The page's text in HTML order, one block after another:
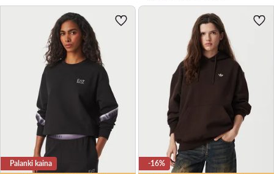
Palanki kaina -16%